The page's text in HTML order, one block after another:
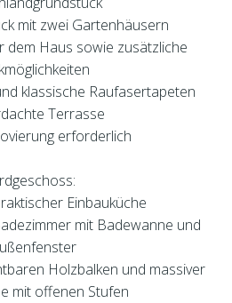
mit zwei Gartenhäusern
dem Haus sowie zusätzliche
klassische Raufasertapeten
Terrasse
erforderlich
Einbauküche
mit Badewanne und
Holzbalken und massiver
mit offenen Stufen